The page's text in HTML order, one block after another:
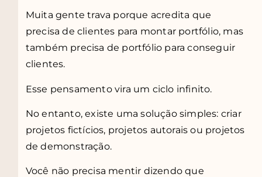
Muita gente trava porque acredita que
precisa de clientes para montar portfólio, mas
também precisa de portfólio para conseguir
clientes.
Esse pensamento vira um ciclo infinito.
No entanto, existe uma solução simples: criar
projetos fictícios, projetos autorais ou projetos
de demonstração.
Você não precisa mentir dizendo que